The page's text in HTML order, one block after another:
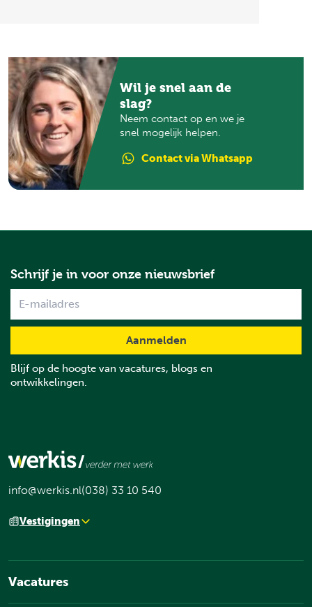
Wil je snel aan de
slag?
Neem contact op en we je
snel mogelijk helpen.
Contactvia Whatsapp
Schrijf je in voor onze nieuwsbrief
Blijf op de hoogte van vacatures, blogs en
ontwikkelingen.
info@werkis.nl(038) 33 10 540
Vestigingen
Vacatures